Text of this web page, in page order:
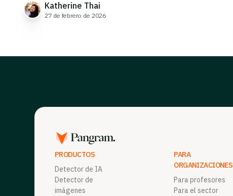
Katherine Thai
27 de febrero de 2026
PRODUCTOS
Detector de IA
Detector de
imágenes
PARA
ORGANIZACIONES
Para profesores
Para el sector